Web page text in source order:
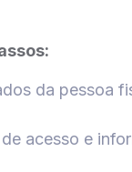
da pessoa
acesso e